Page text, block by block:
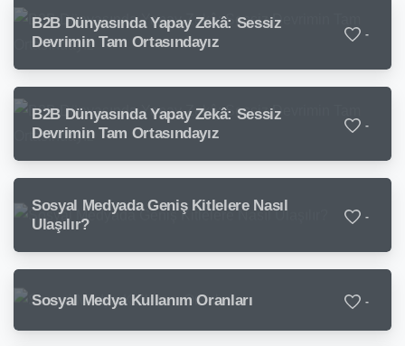
B2B Dünyasında Yapay Zekâ: Sessiz
Devrimin Tam Ortasındayız
-
B2B Dünyasında Yapay Zekâ: Sessiz
Devrimin Tam Ortasındayız
-
Sosyal Medyada Geniş Kitlelere Nasıl
Ulaşılır?
-
Sosyal Medya Kullanım Oranları -